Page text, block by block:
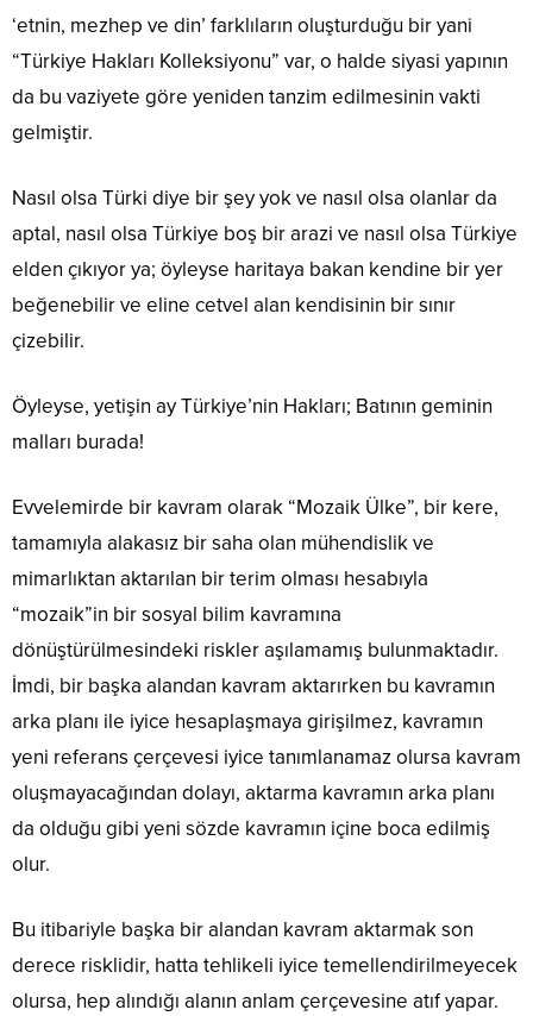
‘etnin, mezhep ve din’ farklıların oluşturduğu bir yani
“Türkiye Hakları Kolleksiyonu” var, o halde siyasi yapının
da bu vaziyete göre yeniden tanzim edilmesinin vakti
gelmiştir.
Nasıl olsa Türki diye bir şey yok ve nasıl olsa olanlar da
aptal, nasıl olsa Türkiye boş bir arazi ve nasıl olsa Türkiye
elden çıkıyor ya; öyleyse haritaya bakan kendine bir yer
beğenebilir ve eline cetvel alan kendisinin bir sınır
çizebilir.
Öyleyse, yetişin ay Türkiye’nin Hakları; Batının geminin
malları burada!
Evvelemirde bir kavram olarak “Mozaik Ülke”, bir kere,
tamamıyla alakasız bir saha olan mühendislik ve
mimarlıktan aktarılan bir terim olması hesabıyla
“mozaik”in bir sosyal bilim kavramına
dönüştürülmesindeki riskler aşılamamış bulunmaktadır.
İmdi, bir başka alandan kavram aktarırken bu kavramın
arka planı ile iyice hesaplaşmaya girişilmez, kavramın
yeni referans çerçevesi iyice tanımlanamaz olursa kavram
oluşmayacağından dolayı, aktarma kavramın arka planı
da olduğu gibi yeni sözde kavramın içine boca edilmiş
olur.
Bu itibariyle başka bir alandan kavram aktarmak son
derece risklidir, hatta tehlikeli iyice temellendirilmeyecek
olursa, hep alındığı alanın anlam çerçevesine atıf yapar.